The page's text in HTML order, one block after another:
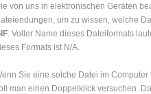
von uns in elektronischen Geräten
um zu wissen, welche
. Voller Name dieses Dateiformats
Formats ist N/A.
Sie eine solche Datei im
man einen Doppelklick versuchen.